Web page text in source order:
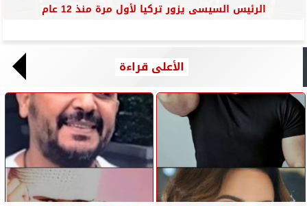
الرئيس السيسى يزور تركيا لأول مرة منذ 12 عام
الأعلى قراءة